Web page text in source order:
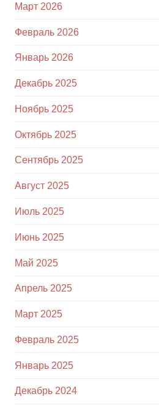
Март 2026
Февраль 2026
Январь 2026
Декабрь 2025
Ноябрь 2025
Октябрь 2025
Сентябрь 2025
Август 2025
Июль 2025
Июнь 2025
Май 2025
Апрель 2025
Март 2025
Февраль 2025
Январь 2025
Декабрь 2024